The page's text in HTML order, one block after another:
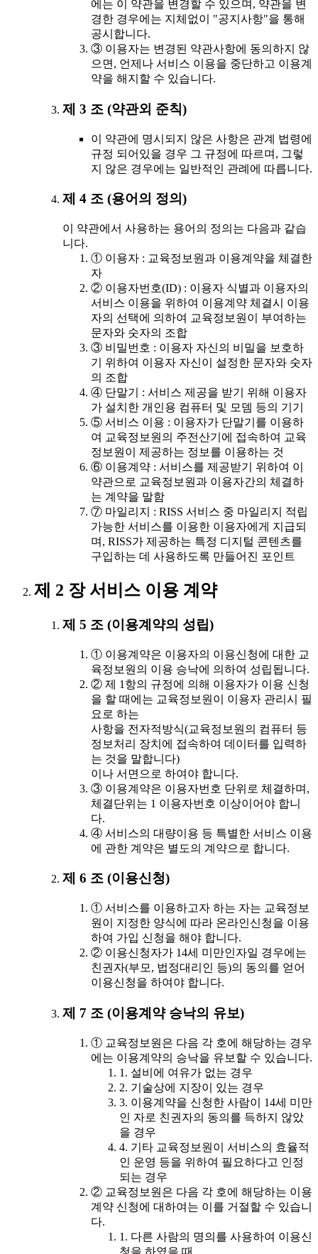
에는 이 약관을 변경할 수 있으며, 약관을 변
경한 경우에는 지체없이 "공지사항"을 통해
공시합니다.
③ 이용자는 변경된 약관사항에 동의하지 않
으면, 언제나 서비스 이용을 중단하고 이용계
약을 해지할 수 있습니다.
제 3 조 (약관외 준칙)
이 약관에 명시되지 않은 사항은 관계 법령에
규정 되어있을 경우 그 규정에 따르며, 그렇
지 않은 경우에는 일반적인 관례에 따릅니다.
제 4 조 (용어의 정의)
이 약관에서 사용하는 용어의 정의는 다음과 같습
니다.
① 이용자 : 교육정보원과 이용계약을 체결한
자
② 이용자번호(ID) : 이용자 식별과 이용자의
서비스 이용을 위하여 이용계약 체결시 이용
자의 선택에 의하여 교육정보원이 부여하는
문자와 숫자의 조합
③ 비밀번호 : 이용자 자신의 비밀을 보호하
기 위하여 이용자 자신이 설정한 문자와 숫자
의 조합
④ 단말기 : 서비스 제공을 받기 위해 이용자
가 설치한 개인용 컴퓨터 및 모뎀 등의 기기
⑤ 서비스 이용 : 이용자가 단말기를 이용하
여 교육정보원의 주전산기에 접속하여 교육
정보원이 제공하는 정보를 이용하는 것
⑥ 이용계약 : 서비스를 제공받기 위하여 이
약관으로 교육정보원과 이용자간의 체결하
는 계약을 말함
⑦ 마일리지 : RISS 서비스 중 마일리지 적립
가능한 서비스를 이용한 이용자에게 지급되
며, RISS가 제공하는 특정 디지털 콘텐츠를
구입하는 데 사용하도록 만들어진 포인트
제 2 장 서비스 이용 계약
제 5 조 (이용계약의 성립)
① 이용계약은 이용자의 이용신청에 대한 교
육정보원의 이용 승낙에 의하여 성립됩니다.
② 제 1항의 규정에 의해 이용자가 이용 신청
을 할 때에는 교육정보원이 이용자 관리시 필
요로 하는
사항을 전자적방식(교육정보원의 컴퓨터 등
정보처리 장치에 접속하여 데이터를 입력하
는 것을 말합니다)
이나 서면으로 하여야 합니다.
③ 이용계약은 이용자번호 단위로 체결하며,
체결단위는 1 이용자번호 이상이어야 합니
다.
④ 서비스의 대량이용 등 특별한 서비스 이용
에 관한 계약은 별도의 계약으로 합니다.
제 6 조 (이용신청)
① 서비스를 이용하고자 하는 자는 교육정보
원이 지정한 양식에 따라 온라인신청을 이용
하여 가입 신청을 해야 합니다.
② 이용신청자가 14세 미만인자일 경우에는
친권자(부모, 법정대리인 등)의 동의를 얻어
이용신청을 하여야 합니다.
제 7 조 (이용계약 승낙의 유보)
① 교육정보원은 다음 각 호에 해당하는 경우
에는 이용계약의 승낙을 유보할 수 있습니다.
1. 설비에 여유가 없는 경우
2. 기술상에 지장이 있는 경우
3. 이용계약을 신청한 사람이 14세 미만
인 자로 친권자의 동의를 득하지 않았
을 경우
4. 기타 교육정보원이 서비스의 효율적
인 운영 등을 위하여 필요하다고 인정
되는 경우
② 교육정보원은 다음 각 호에 해당하는 이용
계약 신청에 대하여는 이를 거절할 수 있습니
다.
1. 다른 사람의 명의를 사용하여 이용신
청을 하였을 때